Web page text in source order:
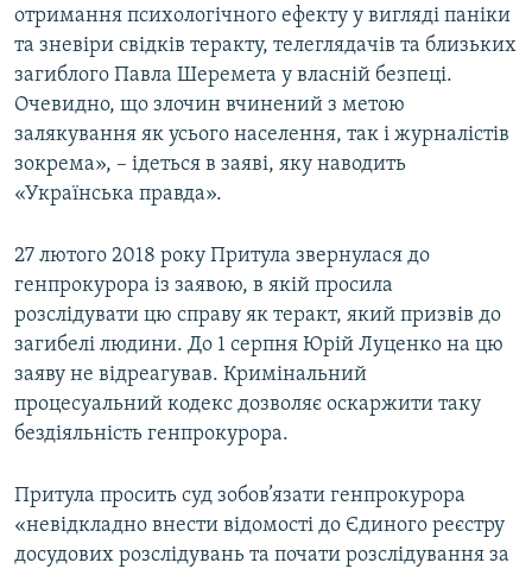
отримання психологічного ефекту у вигляді паніки
та зневіри свідків теракту, телеглядачів та близьких
загиблого Павла Шеремета у власній безпеці.
Очевидно, що злочин вчинений з метою
залякування як усього населення, так і журналістів
зокрема», – ідеться в заяві, яку наводить
«Українська правда».
27 лютого 2018 року Притула звернулася до
генпрокурора із заявою, в якій просила
розслідувати цю справу як теракт, який призвів до
загибелі людини. До 1 серпня Юрій Луценко на цю
заяву не відреагував. Кримінальний
процесуальний кодекс дозволяє оскаржити таку
бездіяльність генпрокурора.
Притула просить суд зобов’язати генпрокурора
«невідкладно внести відомості до Єдиного реєстру
досудових розслідувань та почати розслідування за